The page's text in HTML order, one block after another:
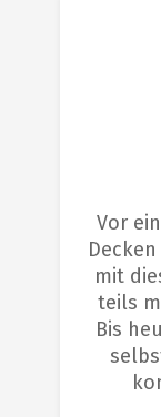
Vor
mit
teils
Bis